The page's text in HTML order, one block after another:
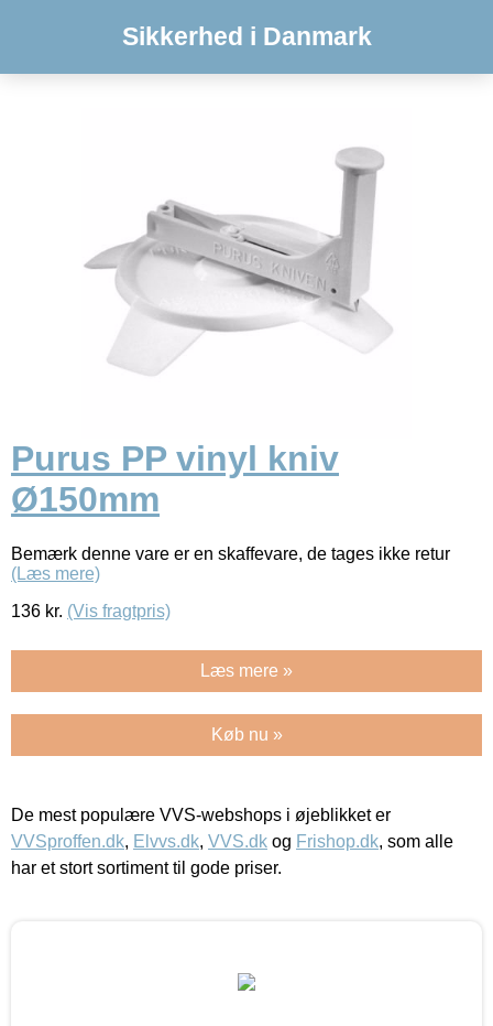
Sikkerhed i Danmark
Purus PP vinyl kniv
Ø150mm
Bemærk denne vare er en skaffevare, de tages ikke retur
(Læs mere)
136 kr. (Vis fragtpris)
Læs mere »
Køb nu »
De mest populære VVS-webshops i øjeblikket er
VVSproffen.dk, Elvvs.dk, VVS.dk og Frishop.dk, som alle
har et stort sortiment til gode priser.